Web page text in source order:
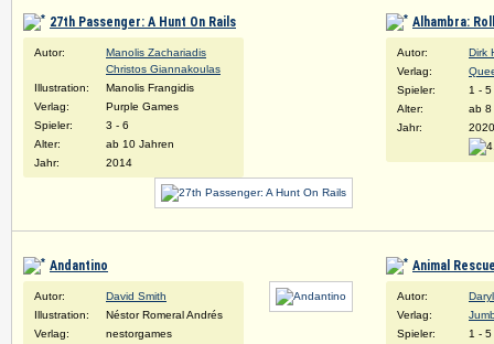
27th Passenger: A Hunt On Rails
Autor:
Manolis Zachariadis
Christos Giannakoulas
Illustration:
Manolis Frangidis
Verlag:
Purple Games
Spieler:
3 - 6
Alter:
ab 10 Jahren
Jahr:
2014
Alhambra:
Autor:
Dirk
Verlag:
Spieler:
1 - 5
Alter:
ab 8
Jahr:
2020
Andantino
Autor:
David Smith
Illustration:
Néstor Romeral Andrés
Verlag:
nestorgames
Animal
Autor:
Verlag:
Spieler:
1 - 5